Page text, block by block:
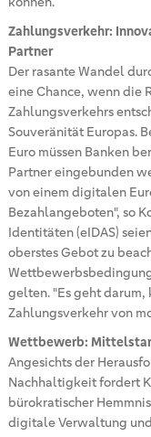
Zahlungsverkehr:
Partner
Der rasante Wandel
eine Chance, wenn die
Zahlungsverkehrs
Souveränität Europas.
Euro müssen Banken
Partner eingebunden
von einem digitalen
Bezahlangeboten", so
Identitäten (eIDAS)
oberstes Gebot zu
gelten. "Es geht
Zahlungsverkehr von
Wettbewerb:
Angesichts der
Nachhaltigkeit fordert
bürokratischer
digitale Verwaltung